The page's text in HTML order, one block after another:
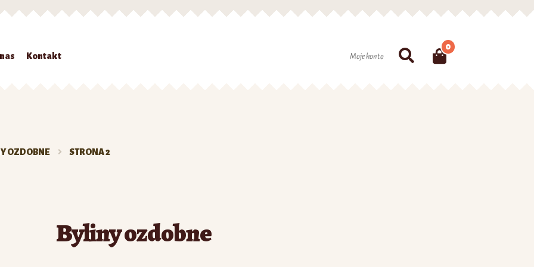
Kontakt Moje konto
Szukaj 0
OZDOBNE STRONA 2
Byliny ozdobne